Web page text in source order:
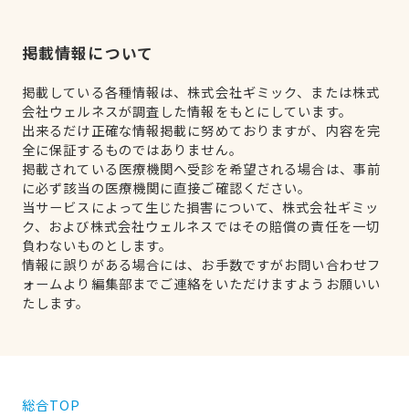
掲載情報について
掲載している各種情報は、株式会社ギミック、または株式
会社ウェルネスが調査した情報をもとにしています。
出来るだけ正確な情報掲載に努めておりますが、内容を完
全に保証するものではありません。
掲載されている医療機関へ受診を希望される場合は、事前
に必ず該当の医療機関に直接ご確認ください。
当サービスによって生じた損害について、株式会社ギミッ
ク、および株式会社ウェルネスではその賠償の責任を一切
負わないものとします。
情報に誤りがある場合には、お手数ですがお問い合わせフ
ォームより編集部までご連絡をいただけますようお願いい
たします。
総合TOP